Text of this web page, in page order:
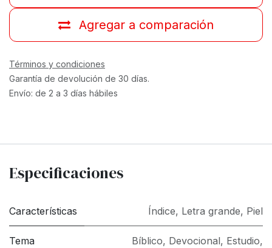
Agregar a comparación
Términos y condiciones
Garantía de devolución de 30 días.
Envío: de 2 a 3 días hábiles
Especificaciones
Características Índice, Letra grande, Piel
Tema Bíblico, Devocional, Estudio,